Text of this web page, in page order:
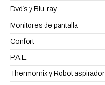
Dvd´s y Blu-ray
Monitores de pantalla
Confort
P.A.E.
Thermomix y Robot aspirador